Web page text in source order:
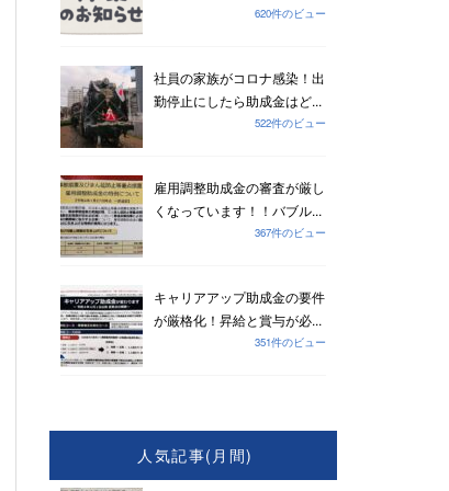
620件のビュー
社員の家族がコロナ感染！出
勤停止にしたら助成金はど...
522件のビュー
雇用調整助成金の審査が厳し
くなっています！！バブル...
367件のビュー
キャリアアップ助成金の要件
が厳格化！昇給と賞与が必...
351件のビュー
人気記事(月間)